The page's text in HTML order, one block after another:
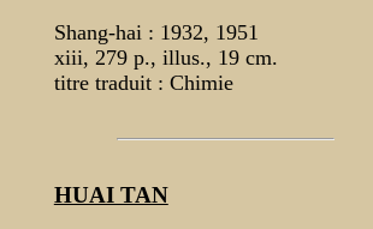
Shang-hai : 1932, 1951
xiii, 279 p., illus., 19 cm.
titre traduit : Chimie
HUAI TAN